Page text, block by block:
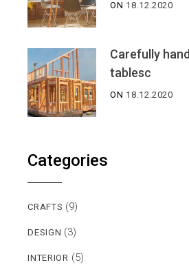
ON 18.12.2020
Carefully
tablesc
ON 18.12.2020
Categories
CRAFTS (9)
DESIGN (3)
INTERIOR (5)